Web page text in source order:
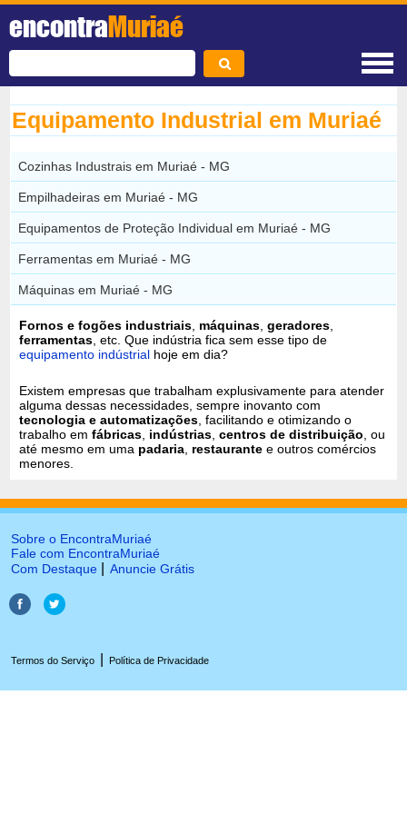
encontraMuriaé
Equipamento Industrial em Muriaé
Cozinhas Industrais em Muriaé - MG
Empilhadeiras em Muriaé - MG
Equipamentos de Proteção Individual em Muriaé - MG
Ferramentas em Muriaé - MG
Máquinas em Muriaé - MG
Fornos e fogões industriais máquinas ,geradores
ferramentas , etc. Que indústria fica sem esse tipo de
equipamento indústrial hoje em dia?
Existem empresas que trabalham explusivamente para atender
alguma dessas necessidades, sempre inovanto com
tecnologia e automatizações , facilitando e otimizando o
trabalho emfábricas indústrias ,centros de distribuição , ou
até mesmo em uma padaria restaurante e outros comércios
menores.
Sobre o EncontraMuriaé
Fale com EncontraMuriaé
Com Destaque
Anuncie Grátis
Termos do Serviço Política de Privacidade